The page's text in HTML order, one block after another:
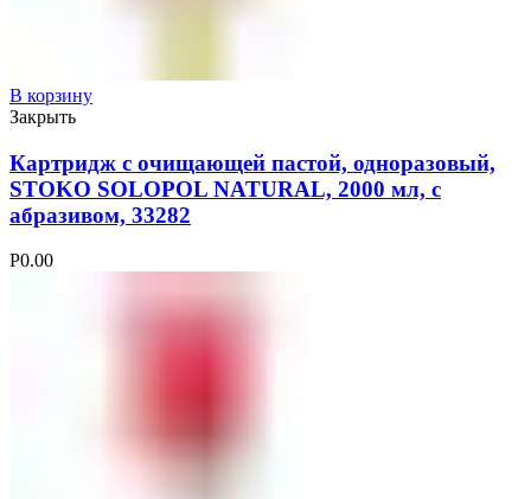
В корзину
Закрыть
Картридж с очищающей пастой, одноразовый,
STOKO SOLOPOL NATURAL, 2000 мл, с
абразивом, 33282
Р0.00